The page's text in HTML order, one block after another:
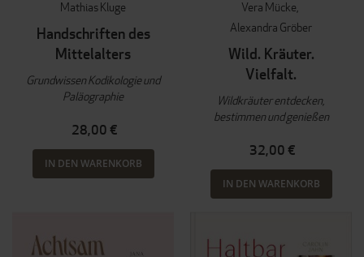
Mathias Kluge
Handschriften des
Mittelalters
Grundwissen Kodikologie und
Paläographie
28,00 €
IN DEN WARENKORB
Vera Mücke
Alexandra Gröber
Wild. Kräuter.
Vielfalt.
Wildkräuter entdecken,
bestimmen und genießen
32,00 €
IN DEN WARENKORB